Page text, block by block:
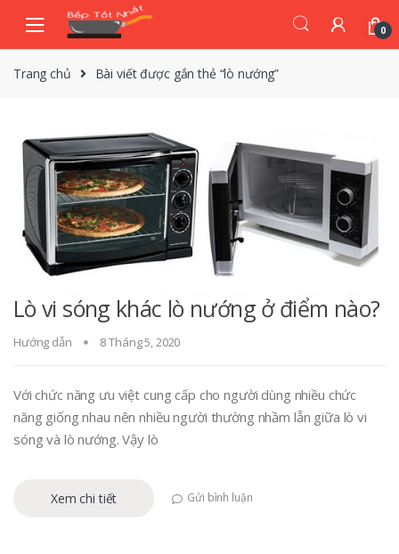
navigation
content
0
Trang chủ Bài viết được gắn thẻ “lò nướng”
Lò vi sóng khác lò nướng ở điểm nào?
Hướng dẫn 8 Tháng 5, 2020
Với chức năng ưu việt cung cấp cho người dùng nhiều chức
năng giống nhau nên nhiều người thường nhầm lẫn giữa lò vi
sóng và lò nướng. Vậy lò
Xem chi tiết Gửi bình luận